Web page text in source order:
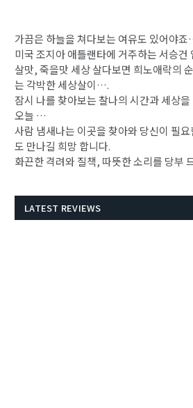
가끔은 하늘을 쳐다보는 여유도 있어야
미국 조지아 애틀랜타에 거주하는 서승건
살맛, 죽을맛 세상 살다보면 희노애락의
는 각박한 세상살이….
잠시 나를 찾아보는 찰나의 시간과 세상
오늘 …
사람 냄새나는 이곳을 찾아와 당신이 필
도 만나길 희망 합니다.
화끈한 격려와 질책, 따뜻한 소리를 당부
LATEST REVIEWS